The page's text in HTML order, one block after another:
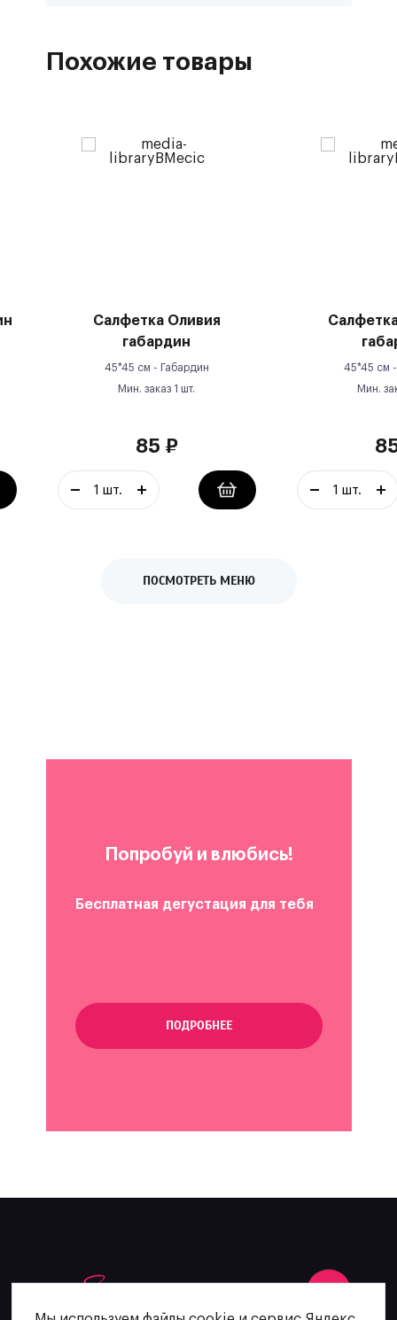
Похожие товары
Салфетка Оливия
габардин
45*45 см - Габардин
Мин. заказ 1 шт.
85 ₽
45*45 см
Мин.
ПОСМОТРЕТЬ МЕНЮ
Попробуй и влюбись!
Бесплатная дегустация для тебя
ПОДРОБНЕЕ